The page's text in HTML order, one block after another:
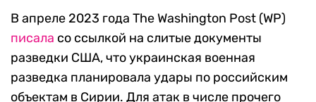
В апреле 2023 года The Washington Post (WP)
писала со ссылкой на слитые документы
разведки США, что украинская военная
разведка планировала удары по российским
объектам в Сирии. Для атак в числе прочего